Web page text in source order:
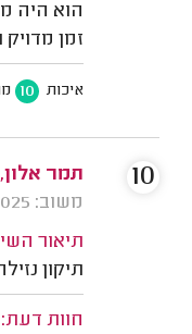
הוא היה
זמן מדויק
איכות 10
תמר
משוב: 21/03/2025
תיאור
תיקון
חוות דעת:
10